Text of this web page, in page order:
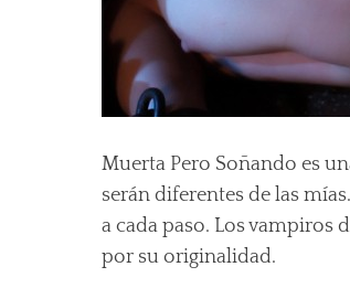
Muerta Pero Soñando es
serán diferentes de las
a cada paso. Los vampiros
por su originalidad.